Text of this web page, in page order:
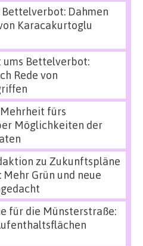
Dahmen
Karacakurtoglu
ums Bettelverbot:
Rede von
fürs
Möglichkeiten der
zu Zukunftspläne
Grün und neue
für die Münsterstraße: